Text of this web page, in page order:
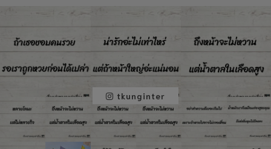
tkunginter